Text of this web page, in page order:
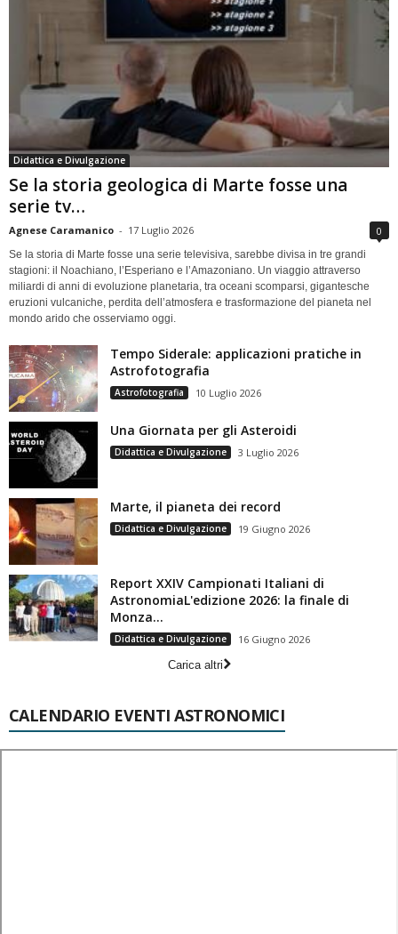
Didattica e Divulgazione
Se la storia geologica di Marte fosse una
serie tv…
Agnese Caramanico - 17 Luglio 2026 0
Se la storia di Marte fosse una serie televisiva, sarebbe divisa in tre grandi
stagioni: il Noachiano, l’Esperiano e l’Amazoniano. Un viaggio attraverso
miliardi di anni di evoluzione planetaria, tra oceani scomparsi, gigantesche
eruzioni vulcaniche, perdita dell’atmosfera e trasformazione del pianeta nel
mondo arido che osserviamo oggi.
Tempo Siderale: applicazioni pratiche in
Astrofotografia
Astrofotografia 10 Luglio 2026
Una Giornata per gli Asteroidi
Didattica e Divulgazione 3 Luglio 2026
Marte, il pianeta dei record
Didattica e Divulgazione 19 Giugno 2026
Report XXIV Campionati Italiani di
AstronomiaL'edizione 2026: la finale di
Monza...
Didattica e Divulgazione
16 Giugno 2026
Carica altri
CALENDARIO EVENTI ASTRONOMICI